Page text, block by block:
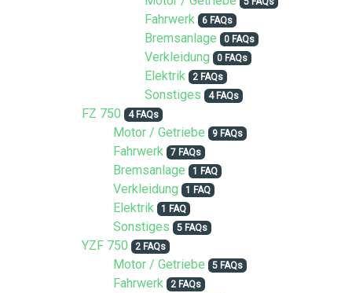
Fahrwerk 6 FAQs
Bremsanlage 0 FAQs
Verkleidung 0 FAQs
Elektrik 2 FAQs
Sonstiges 4 FAQs
FZ 750 4 FAQs
Motor / Getriebe 9 FAQs
Fahrwerk 7 FAQs
Bremsanlage 1 FAQ
Verkleidung 1 FAQ
Elektrik 1 FAQ
Sonstiges 5 FAQs
YZF 750 2 FAQs
Motor / Getriebe 5 FAQs
Fahrwerk 2 FAQs